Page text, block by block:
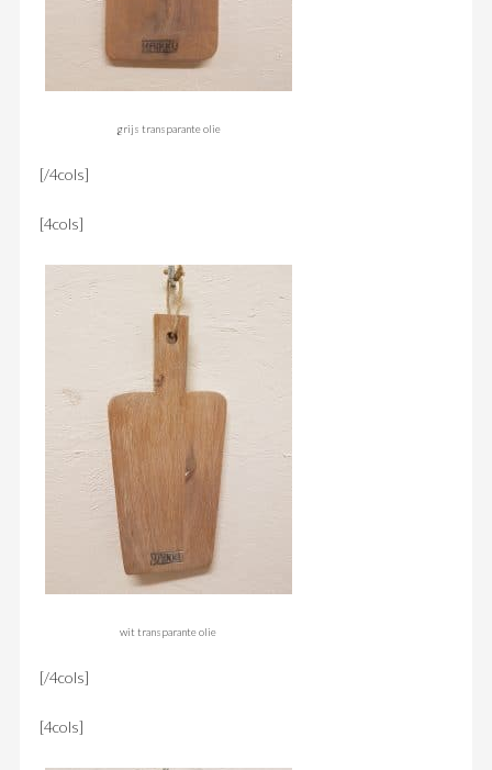
grijs transparante olie
[/4cols]
[4cols]
wit transparante olie
[/4cols]
[4cols]